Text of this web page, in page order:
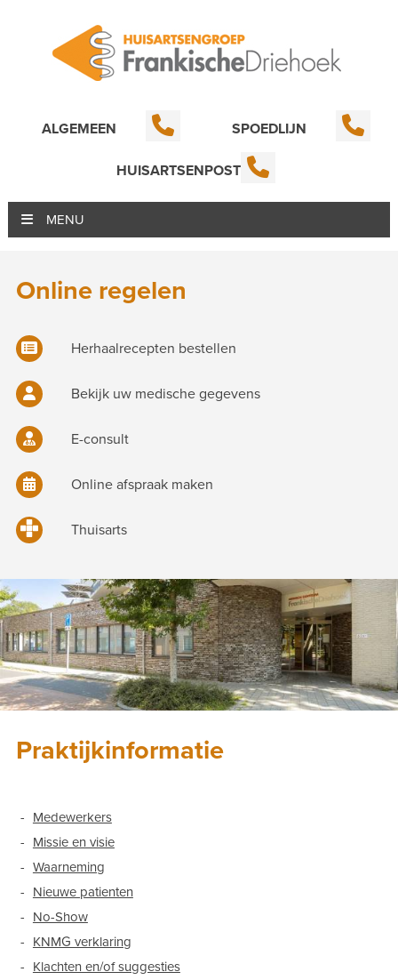
ALGEMEEN SPOEDLIJN
HUISARTSENPOST
MENU
Online regelen
Herhaalrecepten bestellen
Bekijk uw medische gegevens
E-consult
Online afspraak maken
Thuisarts
Praktijkinformatie
Medewerkers
Missie en visie
Waarneming
Nieuwe patienten
No-Show
KNMG verklaring
Klachten en/of suggesties